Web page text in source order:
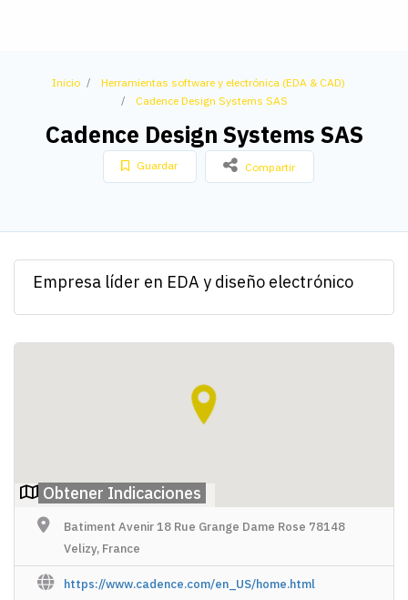
Inicio
Herramientas software y electrónica (EDA & CAD)
Cadence Design Systems SAS
Cadence Design Systems SAS
Guardar Compartir
Empresa líder en EDA y diseño electrónico
Obtener Indicaciones
Batiment Avenir 18 Rue Grange Dame Rose 78148
Velizy, France
https://www.cadence.com/en_US/home.html